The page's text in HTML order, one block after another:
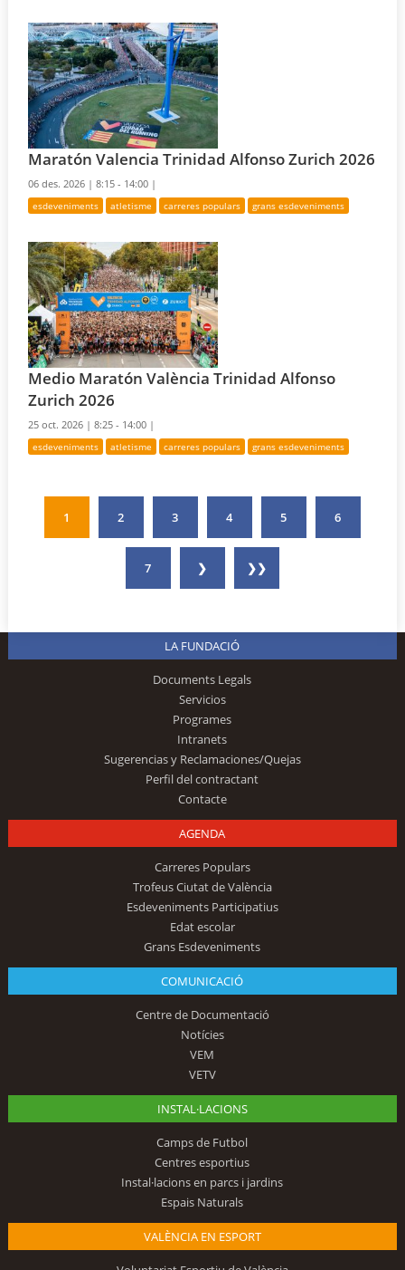
Maratón Valencia Trinidad Alfonso Zurich 2026
06 des. 2026 |8:15 - 14:00 |
esdeveniments atletisme carreres populars grans esdeveniments
Medio Maratón València Trinidad Alfonso
Zurich 2026
25 oct. 2026 |8:25 - 14:00 |
esdeveniments atletisme carreres populars grans esdeveniments
1 2 3 4 5 6
7 ❯ ❯❯
LA FUNDACIÓ
Documents Legals
Servicios
Programes
Intranets
Sugerencias y Reclamaciones/Quejas
Perfil del contractant
Contacte
AGENDA
Carreres Populars
Trofeus Ciutat de València
Esdeveniments Participatius
Edat escolar
Grans Esdeveniments
COMUNICACIÓ
Centre de Documentació
Notícies
VEM
VETV
INSTAL·LACIONS
Camps de Futbol
Centres esportius
Instal·lacions en parcs i jardins
Espais Naturals
VALÈNCIA EN ESPORT